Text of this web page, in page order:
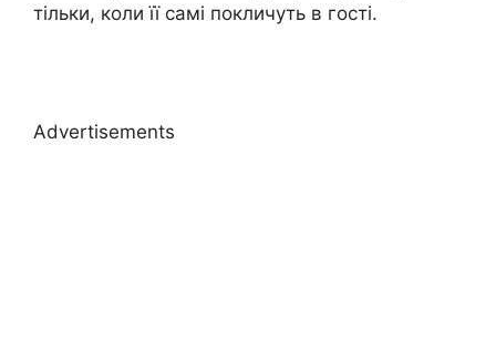
тільки, коли її самі покличуть в гості.
Advertisements